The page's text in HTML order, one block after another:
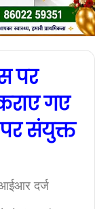
पर
गए
संयुक्त
दर्ज